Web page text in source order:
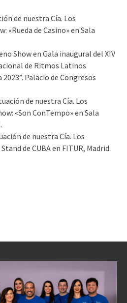
de nuestra Cía. Los
«Rueda de Casino» en Sala
Show en Gala inaugural del XIV
de Ritmos Latinos
Palacio de Congresos
de nuestra Cía. Los
«Son ConTempo» en Sala
de nuestra Cía. Los
de CUBA en FITUR, Madrid.